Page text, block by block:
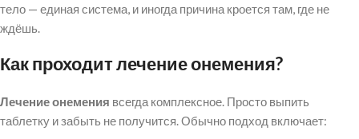
тело — единая система, и иногда причина кроется там, где не
ждёшь.
Как проходит лечение онемения?
Лечение онемения всегда комплексное. Просто выпить
таблетку и забыть не получится. Обычно подход включает: